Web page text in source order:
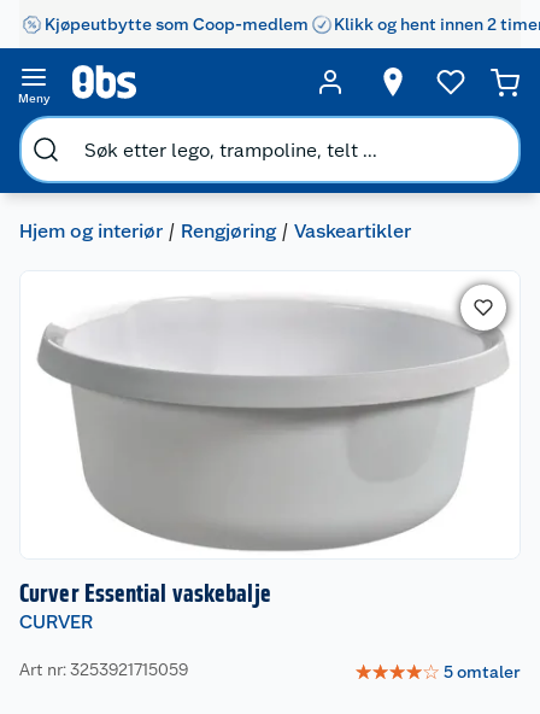
Kjøpeutbytte som Coop-medlem Klikk og hent innen 2
Meny
Hjem og interiør Rengjøring Vaskeartikler
Curver Essential vaskebalje
CURVER
Art nr: 3253921715059 ☆☆☆☆☆ 5omtaler